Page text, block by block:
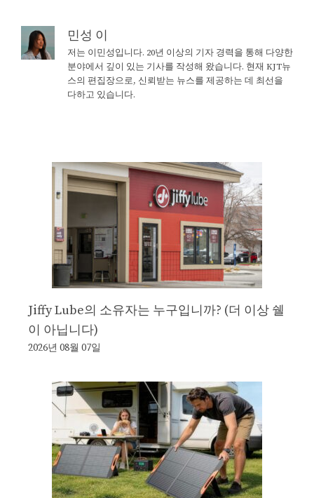
민성 이
저는 이민성입니다. 20년 이상의 기자 경력을 통해 다양한
분야에서 깊이 있는 기사를 작성해 왔습니다. 현재 KJT뉴
스의 편집장으로, 신뢰받는 뉴스를 제공하는 데 최선을
다하고 있습니다.
Jiffy Lube의 소유자는 누구입니까? (더 이상 쉘
이 아닙니다)
2026년 08월 07일